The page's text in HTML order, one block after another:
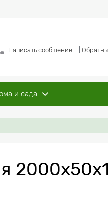
Написать сообщение
и сада